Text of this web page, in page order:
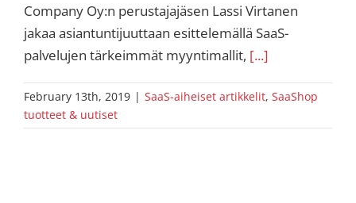
Company Oy:n perustajajäsen Lassi Virtanen
jakaa asiantuntijuuttaan esittelemällä SaaS-
palvelujen tärkeimmät myyntimallit, [...]
February 13th, 2019 | SaaS-aiheiset artikkelit, SaaShop
tuotteet & uutiset